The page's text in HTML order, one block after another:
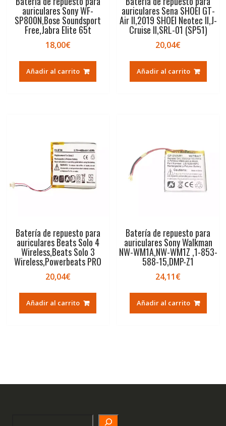
auriculares Sony WF-
SP800N,Bose Soundsport
Free,Jabra Elite 65t
18,00€
Añadir al carrito
auriculares Sena SHOEI GT-
Air II,2019 SHOEI Neotec II,J-
Cruise II,SRL-01 (SP51)
20,04€
Añadir al carrito
Batería de repuesto para
auriculares Beats Solo 4
Wireless,Beats Solo 3
Wireless,Powerbeats PRO
20,04€
Añadir al carrito
Batería de repuesto para
auriculares Sony Walkman
NW-WM1A,NW-WM1Z ,1-853-
588-15,DMP-Z1
24,11€
Añadir al carrito